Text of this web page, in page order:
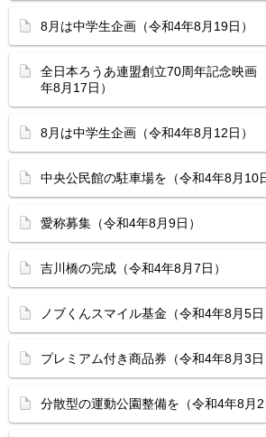
8月は中学生企画（令和4年8月19日）
全日本ろうあ連盟創立70周年記念映画
年8月17日）
8月は中学生企画（令和4年8月12日）
中央公民館の駐車場を（令和4年8月10
愛称募集（令和4年8月9日）
吉川橋の完成（令和4年8月7日）
ノブくんスマイル基金（令和4年8月5日
プレミアム付き商品券（令和4年8月3日
分散型の運動公園整備を（令和4年8月2